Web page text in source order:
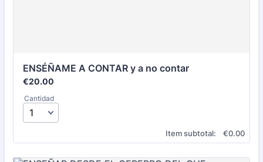
ENSÉÑAME A CONTAR y a no contar
€20.00
€20.00
Cantidad
Item subtotal: €0.00
€0.00